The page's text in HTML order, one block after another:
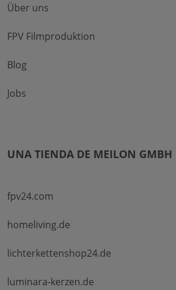
Über uns
FPV Filmproduktion
Blog
Jobs
UNA TIENDA DE MEILON GMBH
fpv24.com
homeliving.de
lichterkettenshop24.de
luminara-kerzen.de